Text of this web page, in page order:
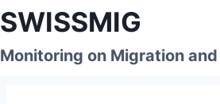
Skip
to
content
SWISSMIG
Monitoring on Migration